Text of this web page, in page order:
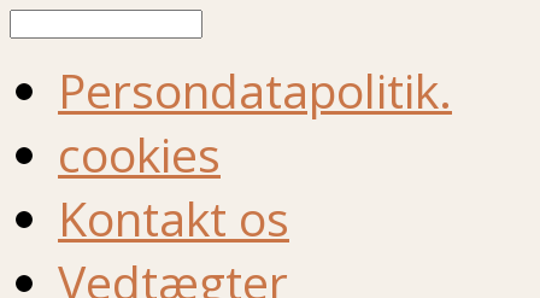
Persondatapolitik.
cookies
Kontakt os
Vedtægter